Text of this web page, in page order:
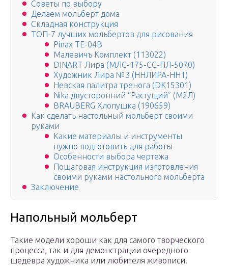
Советы по выбору
Делаем мольберт дома
Складная конструкция
ТОП-7 лучших мольбертов для рисования
Pinax TE-04B
Малевичъ Комплект (113022)
DINART Лира (МЛС-175-СС-ПЛ-5070)
Художник Лира №3 (ННЛИРА-НН1)
Невская палитра тренога (DK15301)
Nika двусторонний “Растущий” (М2Л)
BRAUBERG Хлопушка (190659)
Как сделать настольный мольберт своими
руками
Какие материалы и инструменты
нужно подготовить для работы
Особенности выбора чертежа
Пошаговая инструкция изготовления
своими руками настольного мольберта
Заключение
Напольный мольберт
Такие модели хороши как для самого творческого
процесса, так и для демонстрации очередного
шедевра художника или любителя живописи.